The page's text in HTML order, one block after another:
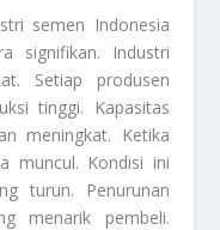
semen Indonesia
signifikan. Industri
Setiap produsen
tinggi. Kapasitas
meningkat. Ketika
muncul. Kondisi ini
turun. Penurunan
menarik pembeli.